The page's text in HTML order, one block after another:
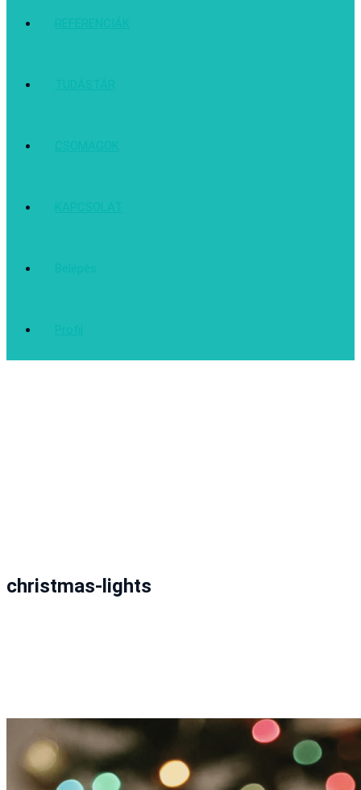
REFERENCIÁK
TUDÁSTÁR
CSOMAGOK
KAPCSOLAT
Belépés
Profil
christmas-lights